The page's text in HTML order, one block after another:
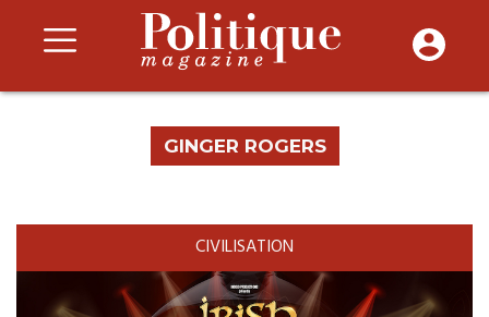
GINGER ROGERS
CIVILISATION